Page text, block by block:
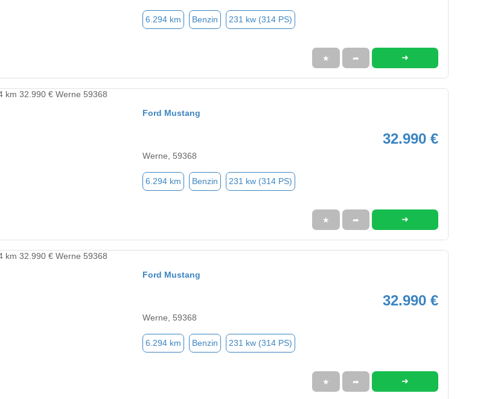
6.294 km Benzin 231 kw (314 PS)
★ ➦ ➜
Ford Mustang
32.990 €
Werne, 59368
6.294 km Benzin 231 kw (314 PS)
★ ➦ ➜
Ford Mustang
32.990 €
Werne, 59368
6.294 km Benzin 231 kw (314 PS)
★ ➦ ➜